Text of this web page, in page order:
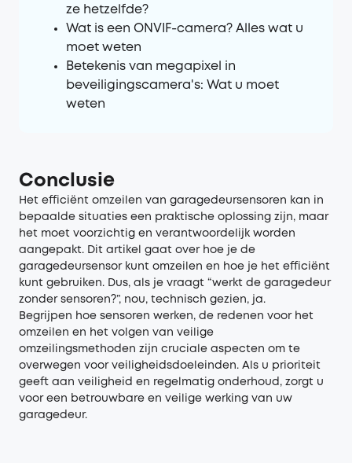
ze hetzelfde?
Wat is een ONVIF-camera? Alles wat u
moet weten
Betekenis van megapixel in
beveiligingscamera's: Wat u moet
weten
Conclusie
Het efficiënt omzeilen van garagedeursensoren kan in
bepaalde situaties een praktische oplossing zijn, maar
het moet voorzichtig en verantwoordelijk worden
aangepakt. Dit artikel gaat over hoe je de
garagedeursensor kunt omzeilen en hoe je het efficiënt
kunt gebruiken. Dus, als je vraagt “werkt de garagedeur
zonder sensoren?”, nou, technisch gezien, ja.
Begrijpen hoe sensoren werken, de redenen voor het
omzeilen en het volgen van veilige
omzeilingsmethoden zijn cruciale aspecten om te
overwegen voor veiligheidsdoeleinden. Als u prioriteit
geeft aan veiligheid en regelmatig onderhoud, zorgt u
voor een betrouwbare en veilige werking van uw
garagedeur.